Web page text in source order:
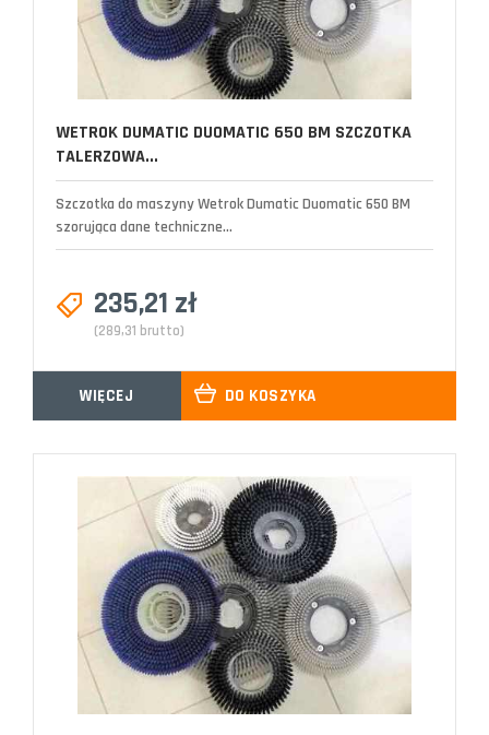
WETROK DUMATIC DUOMATIC 650 BM SZCZOTKA
TALERZOWA...
Szczotka do maszyny Wetrok Dumatic Duomatic 650 BM
szorująca dane techniczne...
235,21 zł
(289,31 brutto)
WIĘCEJ DO KOSZYKA